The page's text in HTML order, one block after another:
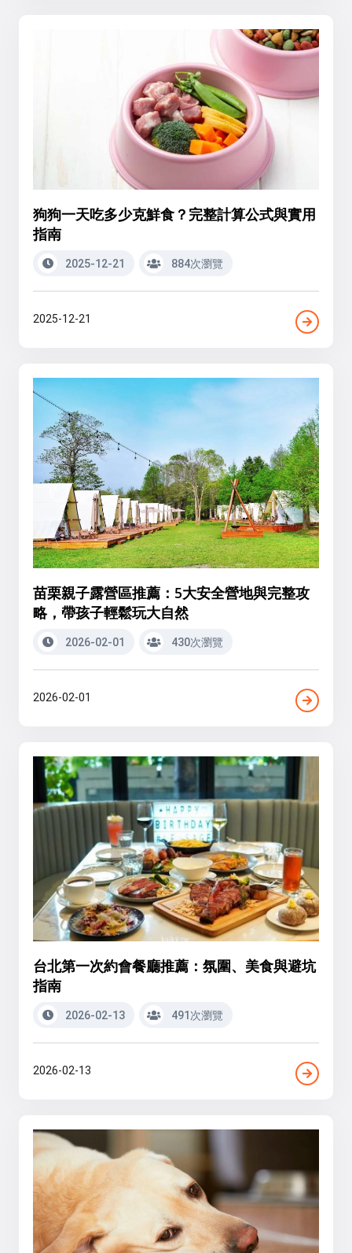
狗狗一天吃多少克鮮食？完整計算公式與實用
指南
2025-12-21 884次瀏覽
2025-12-21
苗栗親子露營區推薦：5大安全營地與完整攻
略，帶孩子輕鬆玩大自然
2026-02-01 430次瀏覽
2026-02-01
台北第一次約會餐廳推薦：氛圍、美食與避坑
指南
2026-02-13 491次瀏覽
2026-02-13